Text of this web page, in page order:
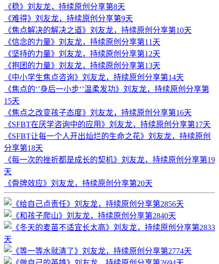
《稳》刘友龙，持续原创分享第8天
《难得》刘友龙，持续原创分享第9天
《焦点解决的解决之道》刘友龙，持续原创分享第10天
《信念的力量》刘友龙，持续原创分享第11天
《坚持的力量》刘友龙，持续原创分享第12天
《抱团的力量》刘友龙，持续原创分享第13天
《中小学生焦点咨询》刘友龙，持续原创分享第14天
《焦点的‘’身后一小步‘’温柔发功》刘友龙，持续原创分享第
15天
《焦点之改变孩子态度》刘友龙，持续原创分享第16天
《SFBT在厌学咨询中的应用》刘友龙，持续原创分享第17天
《SFBT让每一个人开出灿烂的生命之花》刘友龙，持续原创
分享第18天
《每一次的挫折都是成长的契机》刘友龙，持续原创分享第19
天
《骨牌效应》刘友龙，持续原创分享第20天